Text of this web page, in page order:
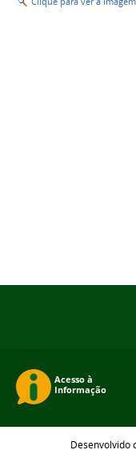
Desenvolvido